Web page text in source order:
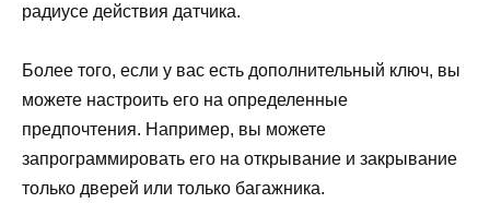
радиусе действия датчика.
Более того, если у вас есть дополнительный ключ, вы
можете настроить его на определенные
предпочтения. Например, вы можете
запрограммировать его на открывание и закрывание
только дверей или только багажника.